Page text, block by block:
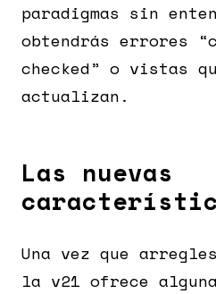
paradigmas sin
obtendrás errores
checked” o vistas
actualizan.
Las nuevas
Una vez que
la v21 ofrece